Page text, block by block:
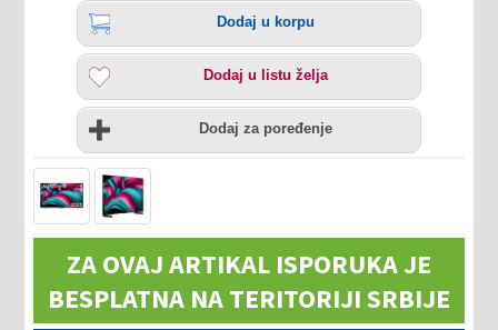
Količina
Dodaj
korpu
Dodaj u korpu
Dodaj
listu
želja
Dodaj u listu želja
Uporedi
Dodaj za poređenje
ZA OVAJ ARTIKAL ISPORUKA JE
BESPLATNA NA TERITORIJI SRBIJE